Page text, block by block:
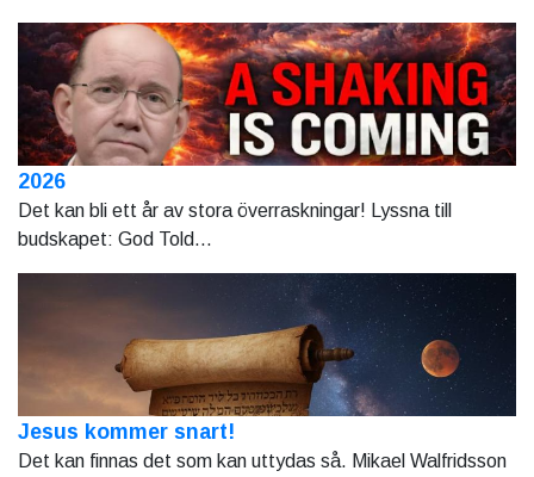
2026
Det kan bli ett år av stora överraskningar! Lyssna till
budskapet: God Told...
Jesus kommer snart!
Det kan finnas det som kan uttydas så. Mikael Walfridsson